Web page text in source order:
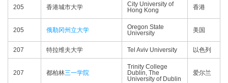
205 香港城市大学
City University of
Hong Kong
香港
205 俄勒冈州立大学
Oregon State
University
美国
207 特拉维夫大学 Tel Aviv University 以色列
207 都柏林三一学院
Trinity College
Dublin, The
University of Dublin
爱尔兰